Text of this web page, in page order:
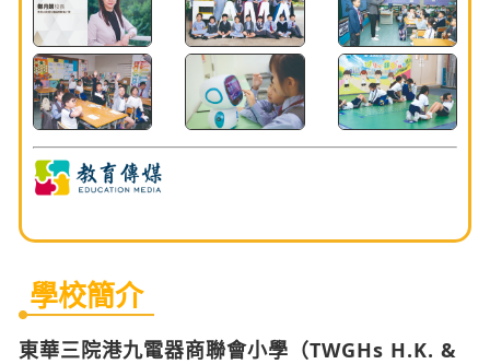
學校簡介
東華三院港九電器商聯會小學（TWGHs H.K. &